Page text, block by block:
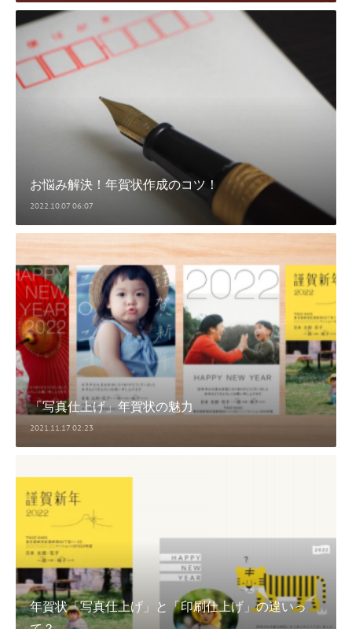
お悩み解決！年賀状作成のコツ！
2022.10.07 06:07
「写真仕上げ」年賀状の魅力
2021.11.17 02:23
年賀状「写真仕上げ」と「印刷仕上げ」の違いっ